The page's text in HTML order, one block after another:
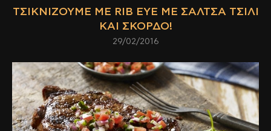
ΤΣΙΚΝΊΖΟΥΜΕ ΜΕ RIB EYE ΜΕ ΣΆΛΤΣΑ ΤΣΊΛΙ
ΚΑΙ ΣΚΌΡΔΟ!
29/02/2016